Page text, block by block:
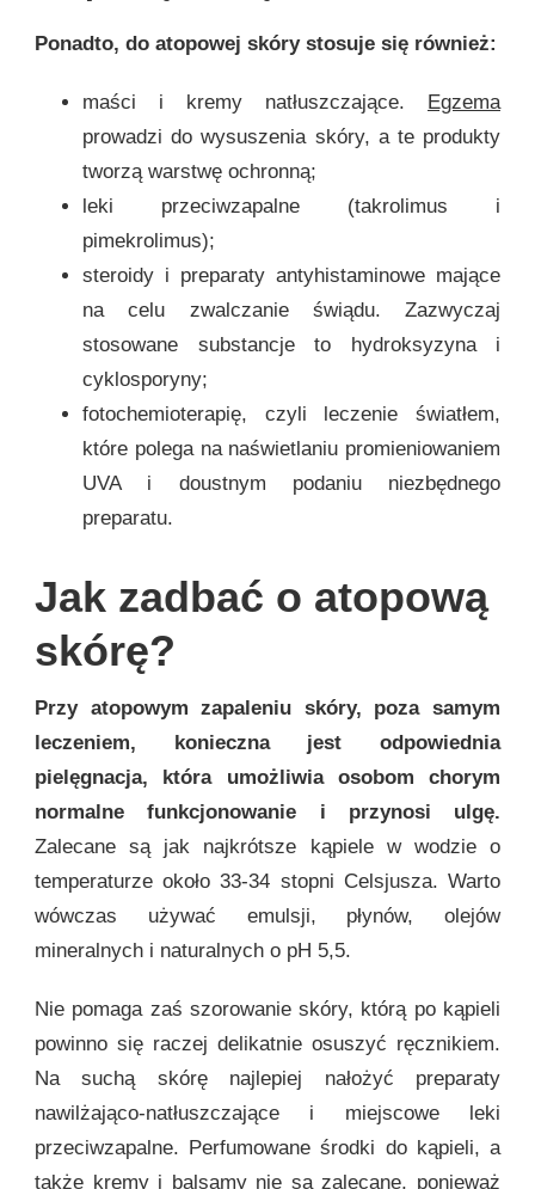
Ponadto, do atopowej skóry stosuje się również:
maści i kremy natłuszczające. Egzema
prowadzi do wysuszenia skóry, a te produkty
tworzą warstwę ochronną;
leki przeciwzapalne (takrolimus i
pimekrolimus);
steroidy i preparaty antyhistaminowe mające
na celu zwalczanie świądu. Zazwyczaj
stosowane substancje to hydroksyzyna i
cyklosporyny;
fotochemioterapię, czyli leczenie światłem,
które polega na naświetlaniu promieniowaniem
UVA i doustnym podaniu niezbędnego
preparatu.
Jak zadbać o atopową
skórę?
Przy atopowym zapaleniu skóry, poza samym
leczeniem, konieczna jest odpowiednia
pielęgnacja, która umożliwia osobom chorym
normalne funkcjonowanie i przynosi ulgę.
Zalecane są jak najkrótsze kąpiele w wodzie o
temperaturze około 33-34 stopni Celsjusza. Warto
wówczas używać emulsji, płynów, olejów
mineralnych i naturalnych o pH 5,5.
Nie pomaga zaś szorowanie skóry, którą po kąpieli
powinno się raczej delikatnie osuszyć ręcznikiem.
Na suchą skórę najlepiej nałożyć preparaty
nawilżająco-natłuszczające i miejscowe leki
przeciwzapalne. Perfumowane środki do kąpieli, a
także kremy i balsamy nie są zalecane, ponieważ